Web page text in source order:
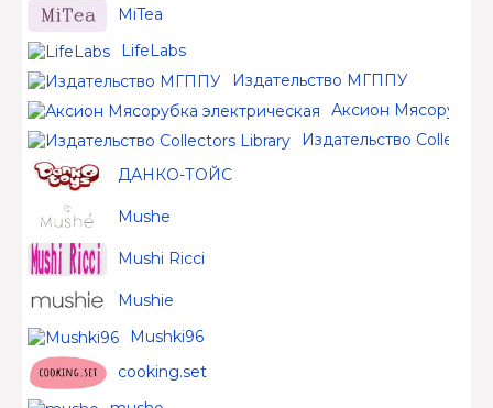
MiTea
LifeLabs
Издательство МГППУ
Аксион Мясорубка
Издательство
ДАНКО-ТОЙС
Mushe
Mushi Ricci
Mushie
Mushki96
cooking.set